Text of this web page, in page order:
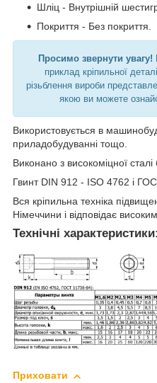
Шліц - Внутрішній
Покриття - Без покриття.
Просимо звернути увагу!
приклад кріпильної
різьблення вироби
якою ви можете
Використовується в
приладобудуванні тощо.
Виконано з високоміцної сталі
Гвинт DIN 912 - ISO 4762 і
Вся кріпильна техніка
Німеччини і відповідає
Технічні характеристики:
Приховати